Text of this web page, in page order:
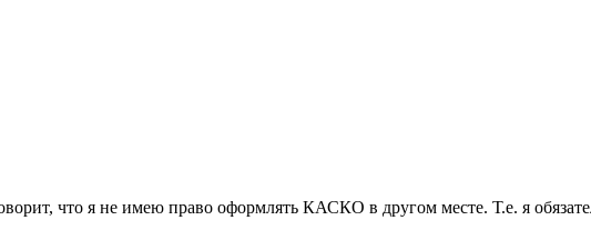
что я не имею право оформлять КАСКО в другом месте. Т.е. я